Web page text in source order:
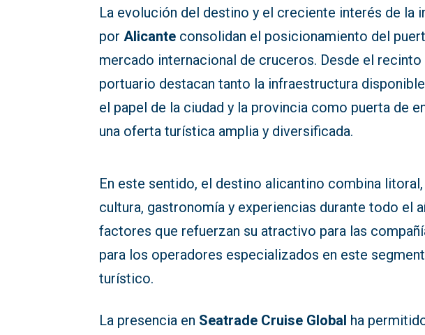
La evolución del destino y el creciente interés de la
porAlicante consolidan el posicionamiento del
mercado internacional de cruceros. Desde el recinto
portuario destacan tanto la infraestructura
el papel de la ciudad y la provincia como puerta de
una oferta turística amplia y diversificada.
En este sentido, el destino alicantino combina
cultura, gastronomía y experiencias durante todo el
factores que refuerzan su atractivo para las
para los operadores especializados en este
turístico.
La presencia en Seatrade Cruise Global ha